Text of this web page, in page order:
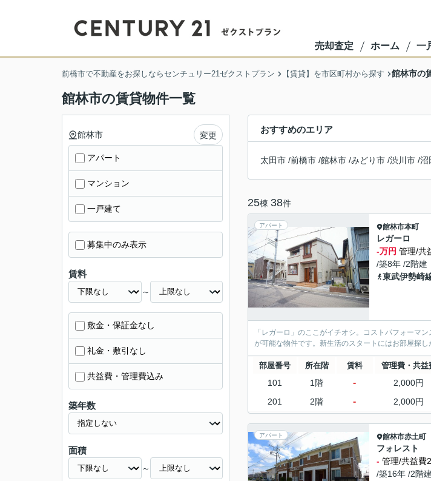
売却査定 ホーム 一
前橋市で不動産をお探しならセンチュリー21ゼクストプラン 【賃貸】を市区町村から探す 館林市の
館林市の賃貸物件一覧
おすすめのエリア
太田市 /前橋市 /館林市 /みどり市 /渋川市 /沼
25棟 38件
アパート 館林市本町
レガーロ
-万円 管理/共
/築8年 /2階建
東武伊勢崎
「レガーロ」のここがイチオシ。コストパフォーマ
が可能な物件です。新生活のスタートにはお部屋探
部屋番号 所在階 賃料 管理費・共益
101 1階 - 2,000円
201 2階 - 2,000円
アパート 館林市赤土町
フォレスト
- 管理/共益費
/築16年 /2階建
館林市 変更
アパート
マンション
一戸建て
募集中のみ表示
賃料
～
敷金・保証金なし
礼金・敷引なし
共益費・管理費込み
築年数
面積
～